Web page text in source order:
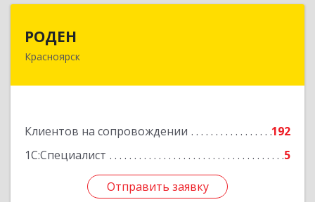
РОДЕН
Красноярск
Клиентов на сопровождении
192
1С:Специалист
5
Отправить заявку
660064, Красноярский край, Красноярск г, им
Отправить заявку